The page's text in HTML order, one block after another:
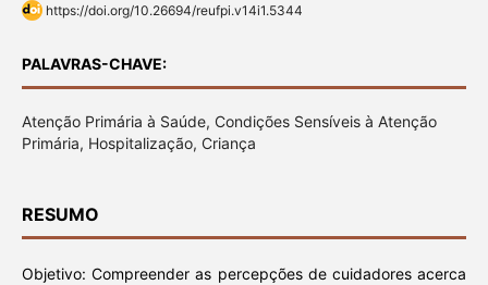
https://doi.org/10.26694/reufpi.v14i1.5344
PALAVRAS-CHAVE:
Atenção Primária à Saúde, Condições Sensíveis à Atenção
Primária, Hospitalização, Criança
RESUMO
Objetivo: Compreender as percepções de cuidadores acerca